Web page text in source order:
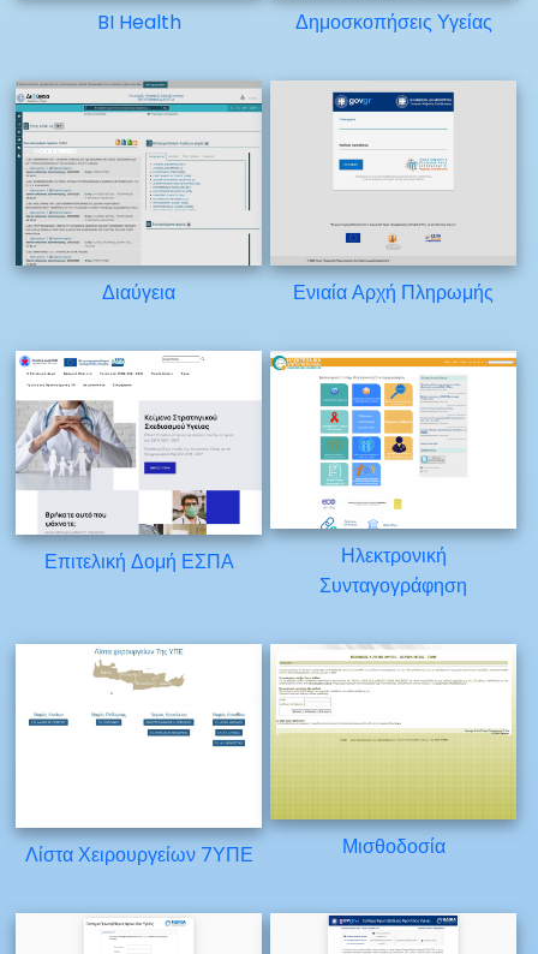
BI Health Δημοσκοπήσεις Υγείας
Διαύγεια Ενιαία Αρχή Πληρωμής
Επιτελική Δομή ΕΣΠΑ
Ηλεκτρονική
Συνταγογράφηση
Λίστα Χειρουργείων 7ΥΠΕ Μισθοδοσία